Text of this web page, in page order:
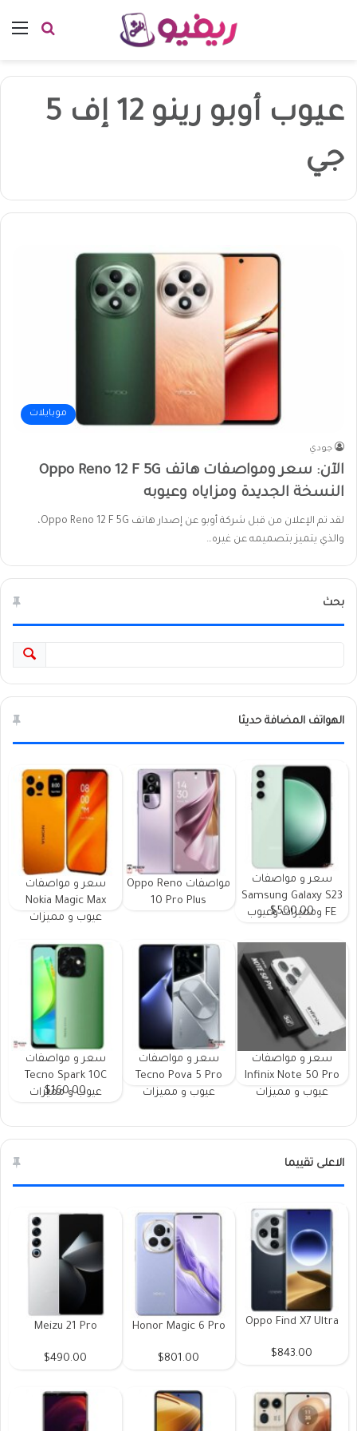
بحث
عيوب أوبو رينو 12 إف 5
جي
موبايلات
جودي
الآن: سعر ومواصفات هاتف Oppo Reno 12 F 5G
النسخة الجديدة ومزاياه وعيوبه
لقد تم الإعلان من قبل شركة أوبو عن إصدار هاتف Oppo Reno 12 F 5G،
والذي يتميز بتصميمه عن غيره…
بحث
الهواتف المضافة حديثا
سعر و مواصفات
Samsung Galaxy S23
FE ومميزات وعيوب
$500.00
مواصفات Oppo Reno
10 Pro Plus
سعر و مواصفات
Nokia Magic Max
عيوب و مميزات
سعر و مواصفات
Infinix Note 50 Pro
عيوب و مميزات
سعر و مواصفات
Tecno Pova 5 Pro
عيوب و مميزات
سعر و مواصفات
Tecno Spark 10C
عيوب و مميزات
$160.00
الاعلى تقييما
Oppo Find X7 Ultra
$843.00
Honor Magic 6 Pro
$801.00
Meizu 21 Pro
$490.00